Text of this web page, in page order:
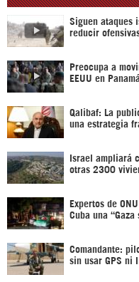
Siguen ataques
reducir
Preocupa a
EEUU en Panamá
Qalibaf: La
una estrategia
Israel ampliará
otras 2300
Expertos de
Cuba una “Gaza
Comandante:
sin usar GPS ni